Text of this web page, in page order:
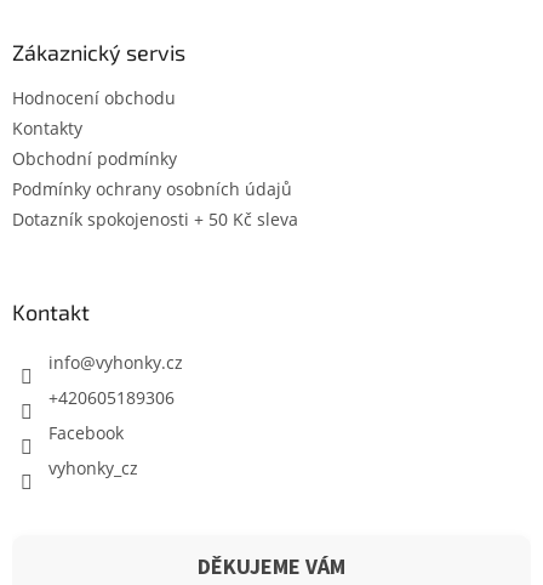
Zákaznický servis
Hodnocení obchodu
Kontakty
Obchodní podmínky
Podmínky ochrany osobních údajů
Dotazník spokojenosti + 50 Kč sleva
Kontakt
info@vyhonky.cz
+420605189306
Facebook
vyhonky_cz
DĚKUJEME VÁM